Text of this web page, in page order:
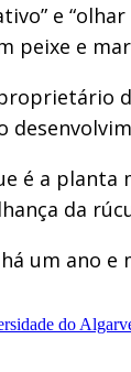
e
peixe e
é a
da
um ano
do